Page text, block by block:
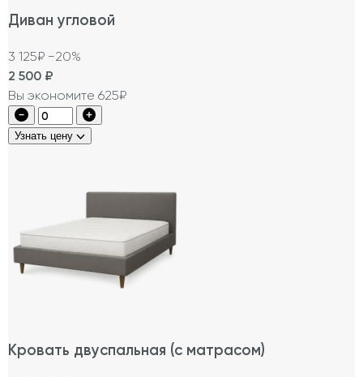
Диван угловой
3 125₽ −20%
2 500 ₽
Вы экономите 625₽
Узнать цену
Кровать двуспальная (с матрасом)